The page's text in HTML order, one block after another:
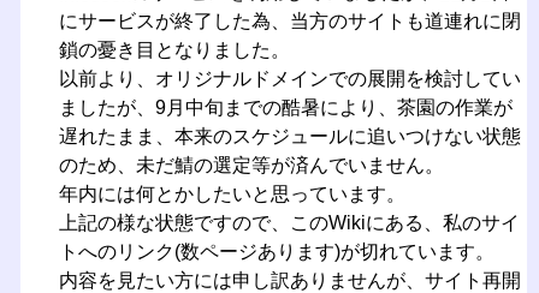
にサービスが終了した為、当方のサイトも道連れに閉
鎖の憂き目となりました。
以前より、オリジナルドメインでの展開を検討してい
ましたが、9月中旬までの酷暑により、茶園の作業が
遅れたまま、本来のスケジュールに追いつけない状態
のため、未だ鯖の選定等が済んでいません。
年内には何とかしたいと思っています。
上記の様な状態ですので、このWikiにある、私のサイ
トへのリンク(数ページあります)が切れています。
内容を見たい方には申し訳ありませんが、サイト再開